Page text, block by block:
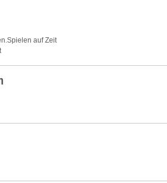
auf Zeit